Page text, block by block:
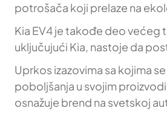
potrošača koji prelaze na
Kia EV4 je takođe deo većeg
uključujući Kia, nastoje da
Uprkos izazovima sa kojima
poboljšanja u svojim
osnažuje brend na svetskoj